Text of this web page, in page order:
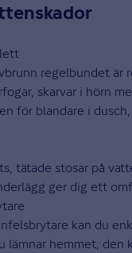
regelbundet är
skarvar i hörn
för blandare i
tätade stosar på
ger dig ett
kan du
lämnar hemmet, den